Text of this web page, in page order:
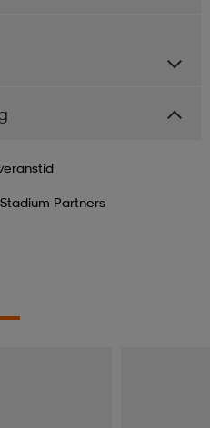
Partners